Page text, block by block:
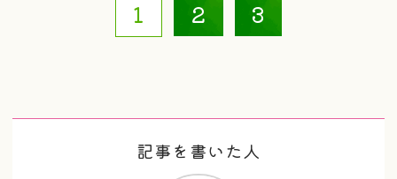
1 2 3
記事を書いた人